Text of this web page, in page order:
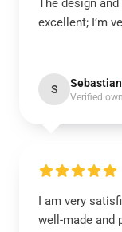
The design
excellent; I’m
S Sebastian
Verified
I am very
well-made and